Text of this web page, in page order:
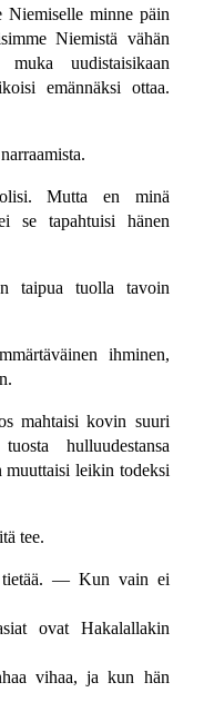
Niemiselle minne päin
Niemistä vähän
uudistaisikaan
emännäksi ottaa.
Mutta en minä
se tapahtuisi hänen
taipua tuolla tavoin
ihminen,
mahtaisi kovin suuri
hulluudestansa
muuttaisi leikin todeksi
tee.
— Kun vain ei
ovat Hakalallakin
vihaa, ja kun hän